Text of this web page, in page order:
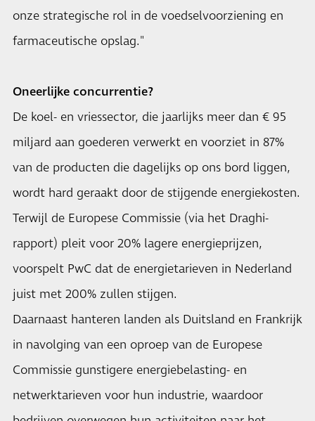
onze strategische rol in de voedselvoorziening en
farmaceutische opslag."
Oneerlijke concurrentie?
De koel- en vriessector, die jaarlijks meer dan € 95
miljard aan goederen verwerkt en voorziet in 87%
van de producten die dagelijks op ons bord liggen,
wordt hard geraakt door de stijgende energiekosten.
Terwijl de Europese Commissie (via het Draghi-
rapport) pleit voor 20% lagere energieprijzen,
voorspelt PwC dat de energietarieven in Nederland
juist met 200% zullen stijgen.
Daarnaast hanteren landen als Duitsland en Frankrijk
in navolging van een oproep van de Europese
Commissie gunstigere energiebelasting- en
netwerktarieven voor hun industrie, waardoor